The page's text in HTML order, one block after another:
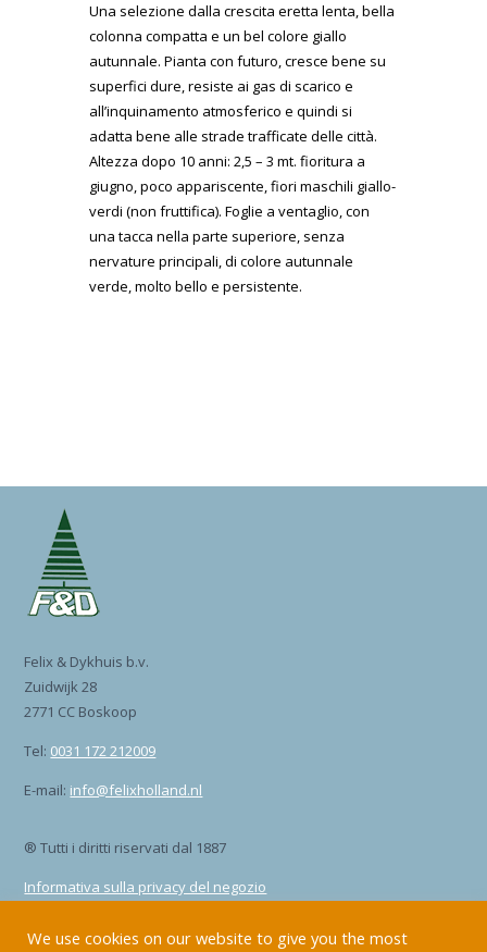
Una selezione dalla crescita eretta lenta, bella
colonna compatta e un bel colore giallo
autunnale. Pianta con futuro, cresce bene su
superfici dure, resiste ai gas di scarico e
all’inquinamento atmosferico e quindi si
adatta bene alle strade trafficate delle città.
Altezza dopo 10 anni: 2,5 – 3 mt. fioritura a
giugno, poco appariscente, fiori maschili giallo-
verdi (non fruttifica). Foglie a ventaglio, con
una tacca nella parte superiore, senza
nervature principali, di colore autunnale
verde, molto bello e persistente.
Felix & Dykhuis b.v.
Zuidwijk 28
2771 CC Boskoop
Tel: 0031 172 212009
E-mail: info@felixholland.nl
® Tutti i diritti riservati dal 1887
Informativa sulla privacy del negozio
We use cookies on our website to give you the most